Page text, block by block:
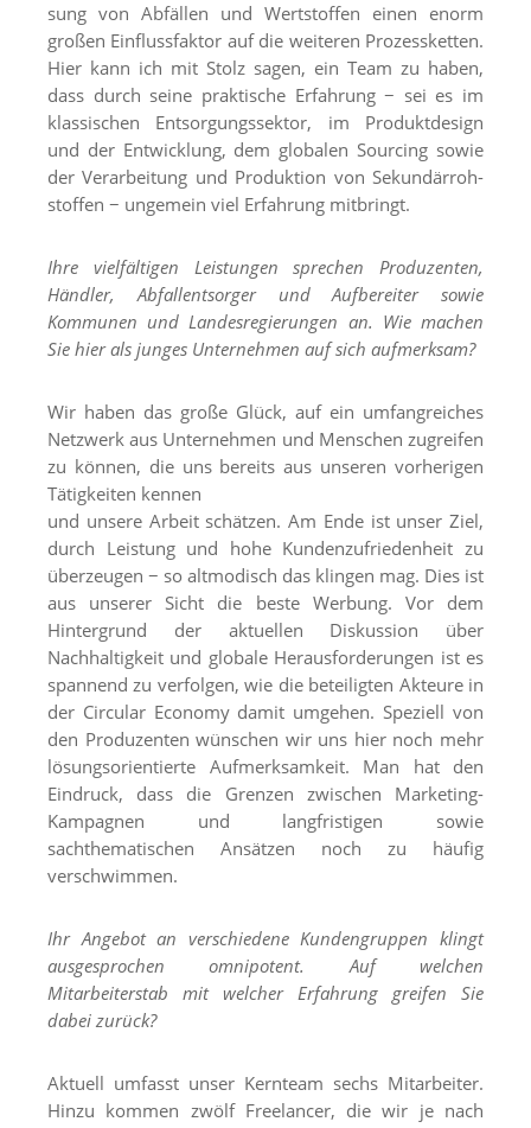
sung von Abfällen und Wertstoffen einen enorm
großen Einflussfaktor auf die weiteren Prozessketten.
Hier kann ich mit Stolz sagen, ein Team zu haben,
dass durch seine praktische Erfahrung − sei es im
klassischen Entsorgungssektor, im Produktdesign
und der Entwicklung, dem globalen Sourcing sowie
der Verarbeitung und Produktion von Sekundärroh-
stoffen − ungemein viel Erfahrung mitbringt.
Ihre vielfältigen Leistungen sprechen Produzenten,
Händler, Abfallentsorger und Aufbereiter sowie
Kommunen und Landesregierungen an. Wie machen
Sie hier als junges Unternehmen auf sich aufmerksam?
Wir haben das große Glück, auf ein umfangreiches
Netzwerk aus Unternehmen und Menschen zugreifen
zu können, die uns bereits aus unseren vorherigen
Tätigkeiten kennen
und unsere Arbeit schätzen. Am Ende ist unser Ziel,
durch Leistung und hohe Kundenzufriedenheit zu
überzeugen − so altmodisch das klingen mag. Dies ist
aus unserer Sicht die beste Werbung. Vor dem
Hintergrund der aktuellen Diskussion über
Nachhaltigkeit und globale Herausforderungen ist es
spannend zu verfolgen, wie die beteiligten Akteure in
der Circular Economy damit umgehen. Speziell von
den Produzenten wünschen wir uns hier noch mehr
lösungsorientierte Aufmerksamkeit. Man hat den
Eindruck, dass die Grenzen zwischen Marketing-
Kampagnen und langfristigen sowie
sachthematischen Ansätzen noch zu häufig
verschwimmen.
Ihr Angebot an verschiedene Kundengruppen klingt
ausgesprochen omnipotent. Auf welchen
Mitarbeiterstab mit welcher Erfahrung greifen Sie
dabei zurück?
Aktuell umfasst unser Kernteam sechs Mitarbeiter.
Hinzu kommen zwölf Freelancer, die wir je nach